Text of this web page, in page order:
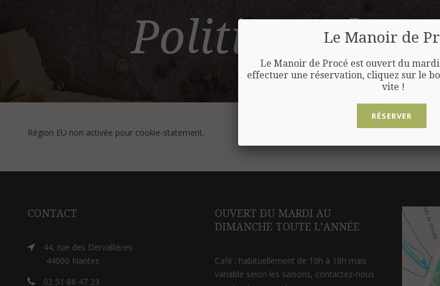
Politique de
Région EU non activée pour cookie-statement.
CONTACT
44, rue des Dervallières
44000 Nantes
02 51 86 47 23
OUVERT DU MARDI AU
DIMANCHE TOUTE L’ANNÉE
Café : habituellement de 10h à 18h mais
variable selon les saisons, contactez-nous
Le Manoir de
Le Manoir de Procé est ouvert du
effectuer une réservation, cliquez sur le
vite !
RÉSERVER